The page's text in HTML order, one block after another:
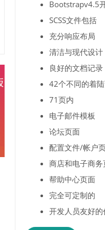
Bootstrapv4.5
SCSS文件包括
充分响应布局
清洁与现代设计
良好的文档记录
42个不同的着
71页内
电子邮件模板
论坛页面
配置文件/帐户
商店和电子商务
帮助中心页面
完全可定制的
开发人员友好的